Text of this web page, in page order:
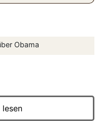
Obama
lesen